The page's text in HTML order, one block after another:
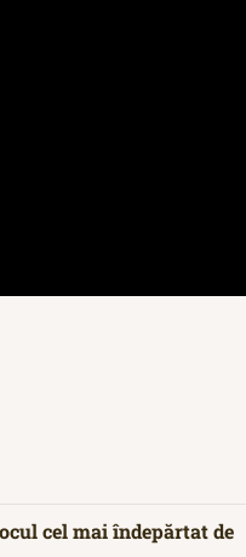
cel mai îndepărtat de